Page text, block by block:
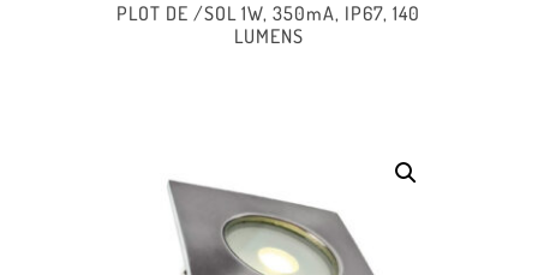
PLOT DE /SOL 1W, 350mA, IP67, 140
LUMENS